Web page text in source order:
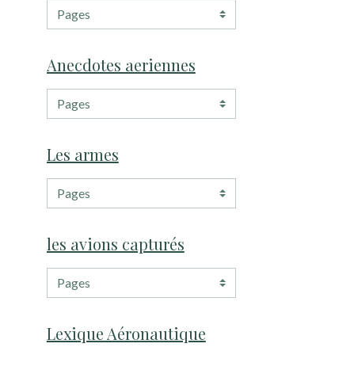
Anecdotes aeriennes
Les armes
les avions capturés
Lexique Aéronautique